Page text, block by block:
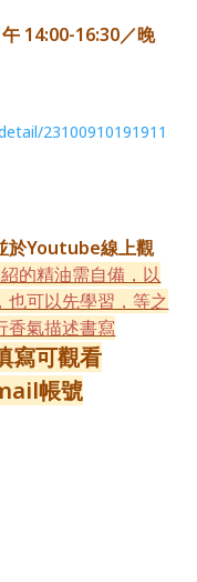
14:00-16:30／晚
23100910191911
於Youtube線上觀
的精油需自備，以
可以先學習，等之
香氣描述書寫
寫可觀看
帳號